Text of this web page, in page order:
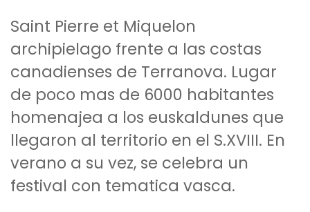
Saint Pierre et Miquelon
archipielago frente a las costas
canadienses de Terranova. Lugar
de poco mas de 6000 habitantes
homenajea a los euskaldunes que
llegaron al territorio en el S.XVIII. En
verano a su vez, se celebra un
festival con tematica vasca.